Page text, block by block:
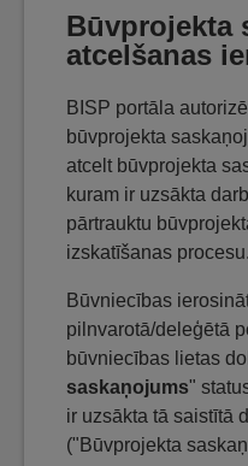
Būvprojekta
atcelšanas
BISP portāla
būvprojekta
atcelt būvprojekta
kuram ir uzsākta
pārtrauktu
izskatīšanas procesu.
Būvniecības
pilnvarotā/deleģētā
būvniecības lietas
saskaņojums"
ir uzsākta tā saistītā
("Būvprojekta